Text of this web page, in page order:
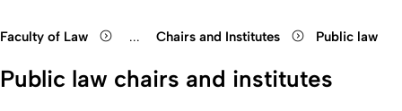
Faculty of Law Show remaining breadcrumb items
... Chairs and Institutes Public law
Public law chairs and institutes